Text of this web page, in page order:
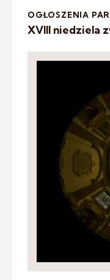
OGŁOSZENIA
XVIII niedziela